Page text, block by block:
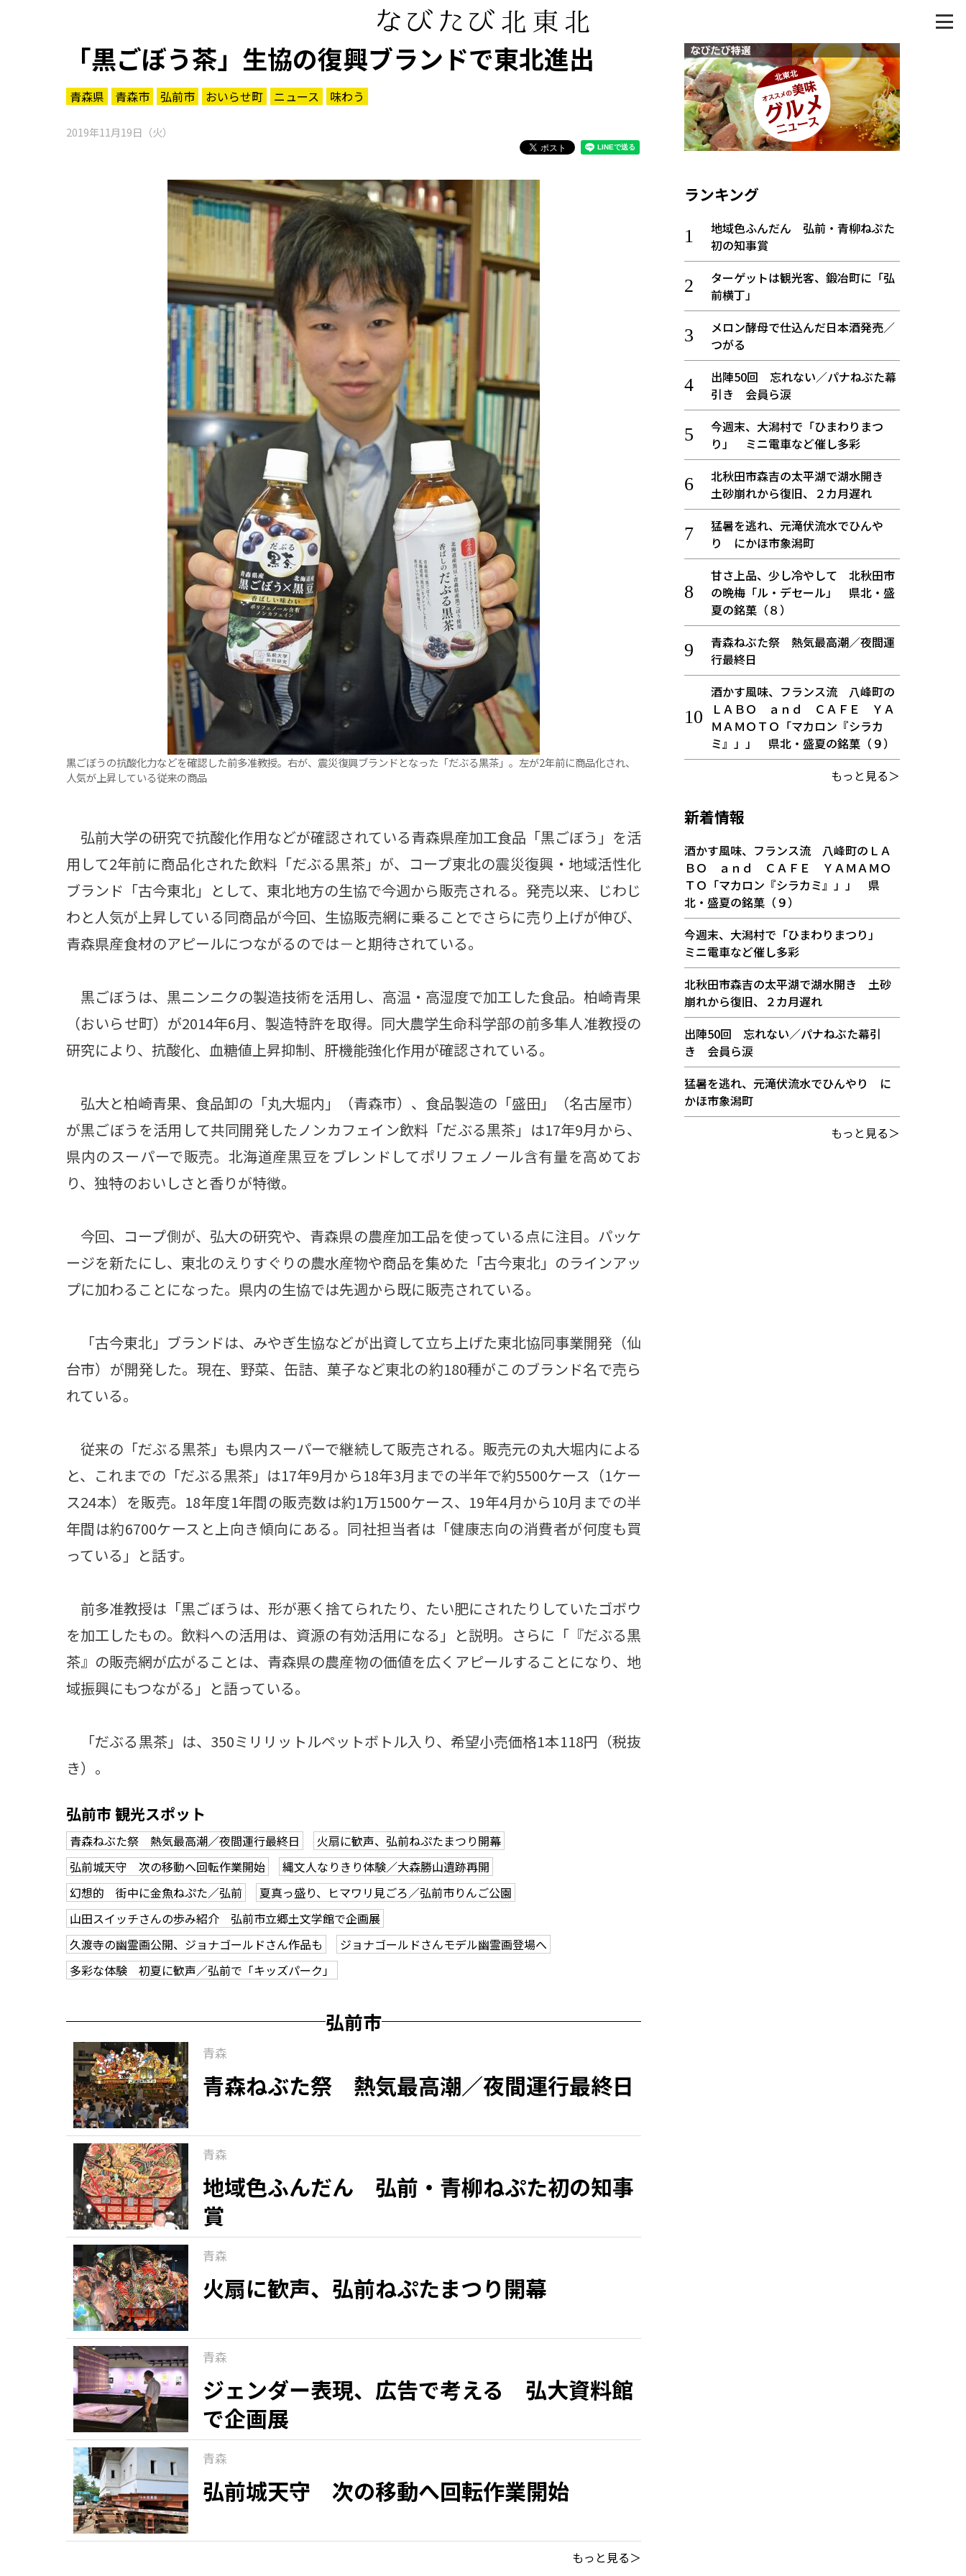
「黒ごぼう茶」生協の復興ブランドで東北進出
青森県 青森市 弘前市 おいらせ町 ニュース 味わう
2019年11月19日（火）
黒ごぼうの抗酸化力などを確認した前多准教授。右が、震災復興ブランドとなった「だぶる黒茶」。左が2年前に商品化され、
人気が上昇している従来の商品
弘前大学の研究で抗酸化作用などが確認されている青森県産加工食品「黒ごぼう」を活
用して2年前に商品化された飲料「だぶる黒茶」が、コープ東北の震災復興・地域活性化
ブランド「古今東北」として、東北地方の生協で今週から販売される。発売以来、じわじ
わと人気が上昇している同商品が今回、生協販売網に乗ることでさらに売り上げが伸び、
青森県産食材のアピールにつながるのでは－と期待されている。
黒ごぼうは、黒ニンニクの製造技術を活用し、高温・高湿度で加工した食品。柏崎青果
（おいらせ町）が2014年6月、製造特許を取得。同大農学生命科学部の前多隼人准教授の
研究により、抗酸化、血糖値上昇抑制、肝機能強化作用が確認されている。
弘大と柏崎青果、食品卸の「丸大堀内」（青森市）、食品製造の「盛田」（名古屋市）
が黒ごぼうを活用して共同開発したノンカフェイン飲料「だぶる黒茶」は17年9月から、
県内のスーパーで販売。北海道産黒豆をブレンドしてポリフェノール含有量を高めてお
り、独特のおいしさと香りが特徴。
今回、コープ側が、弘大の研究や、青森県の農産加工品を使っている点に注目。パッケ
ージを新たにし、東北のえりすぐりの農水産物や商品を集めた「古今東北」のラインアッ
プに加わることになった。県内の生協では先週から既に販売されている。
「古今東北」ブランドは、みやぎ生協などが出資して立ち上げた東北協同事業開発（仙
台市）が開発した。現在、野菜、缶詰、菓子など東北の約180種がこのブランド名で売ら
れている。
従来の「だぶる黒茶」も県内スーパーで継続して販売される。販売元の丸大堀内による
と、これまでの「だぶる黒茶」は17年9月から18年3月までの半年で約5500ケース（1ケー
ス24本）を販売。18年度1年間の販売数は約1万1500ケース、19年4月から10月までの半
年間は約6700ケースと上向き傾向にある。同社担当者は「健康志向の消費者が何度も買
っている」と話す。
前多准教授は「黒ごぼうは、形が悪く捨てられたり、たい肥にされたりしていたゴボウ
を加工したもの。飲料への活用は、資源の有効活用になる」と説明。さらに「『だぶる黒
茶』の販売網が広がることは、青森県の農産物の価値を広くアピールすることになり、地
域振興にもつながる」と語っている。
「だぶる黒茶」は、350ミリリットルペットボトル入り、希望小売価格1本118円（税抜
き）。
弘前市 観光スポット
青森ねぶた祭 熱気最高潮／夜間運行最終日
火扇に歓声、弘前ねぷたまつり開幕
弘前城天守 次の移動へ回転作業開始
縄文人なりきり体験／大森勝山遺跡再開
幻想的 街中に金魚ねぷた／弘前
夏真っ盛り、ヒマワリ見ごろ／弘前市りんご公園
山田スイッチさんの歩み紹介 弘前市立郷土文学館で企画展
久渡寺の幽霊画公開、ジョナゴールドさん作品も
ジョナゴールドさんモデル幽霊画登場へ
多彩な体験 初夏に歓声／弘前で「キッズパーク」
弘前市
青森
青森ねぶた祭 熱気最高潮／夜間運行最終日
青森
地域色ふんだん 弘前・青柳ねぷた初の知事
賞
青森
火扇に歓声、弘前ねぷたまつり開幕
青森
ジェンダー表現、広告で考える 弘大資料館
で企画展
青森
弘前城天守 次の移動へ回転作業開始
もっと見る＞
ランキング
地域色ふんだん 弘前・青柳ねぷた
初の知事賞
ターゲットは観光客、鍛冶町に「弘
前横丁」
メロン酵母で仕込んだ日本酒発売／
つがる
出陣50回 忘れない／パナねぶた幕
引き 会員ら涙
今週末、大潟村で「ひまわりまつ
り」 ミニ電車など催し多彩
北秋田市森吉の太平湖で湖水開き
土砂崩れから復旧、２カ月遅れ
猛暑を逃れ、元滝伏流水でひんや
り にかほ市象潟町
甘さ上品、少し冷やして 北秋田市
の晩梅「ル・デセール」 県北・盛
夏の銘菓（８）
青森ねぶた祭 熱気最高潮／夜間運
行最終日
酒かす風味、フランス流 八峰町の
ＬＡＢＯ ａｎｄ ＣＡＦＥ ＹＡ
ＭＡＭＯＴＯ「マカロン『シラカ
ミ』」」 県北・盛夏の銘菓（９）
もっと見る＞
新着情報
酒かす風味、フランス流 八峰町のＬＡ
ＢＯ ａｎｄ ＣＡＦＥ ＹＡＭＡＭＯ
ＴＯ「マカロン『シラカミ』」」 県
北・盛夏の銘菓（９）
今週末、大潟村で「ひまわりまつり」
ミニ電車など催し多彩
北秋田市森吉の太平湖で湖水開き 土砂
崩れから復旧、２カ月遅れ
出陣50回 忘れない／パナねぶた幕引
き 会員ら涙
猛暑を逃れ、元滝伏流水でひんやり に
かほ市象潟町
もっと見る＞